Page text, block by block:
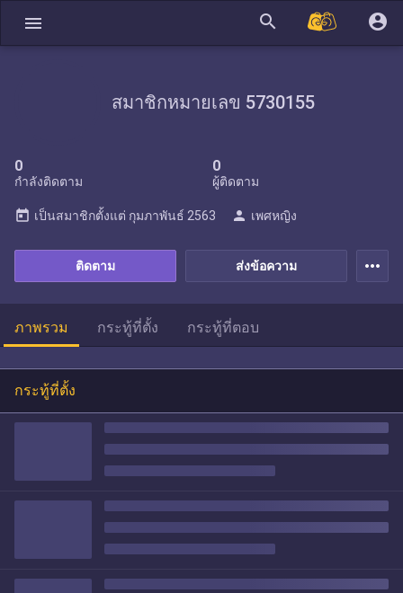
menu search account_circle
สมาชิกหมายเลข 5730155
0
กำลังติดตาม
0
ผู้ติดตาม
ส่งข้อความ
ติดตาม
today เป็นสมาชิกตั้งแต่ กุมภาพันธ์ 2563 person เพศหญิง
more_horiz
ภาพรวม กระทู้ที่ตั้ง กระทู้ที่ตอบ
กระทู้ที่ตั้ง